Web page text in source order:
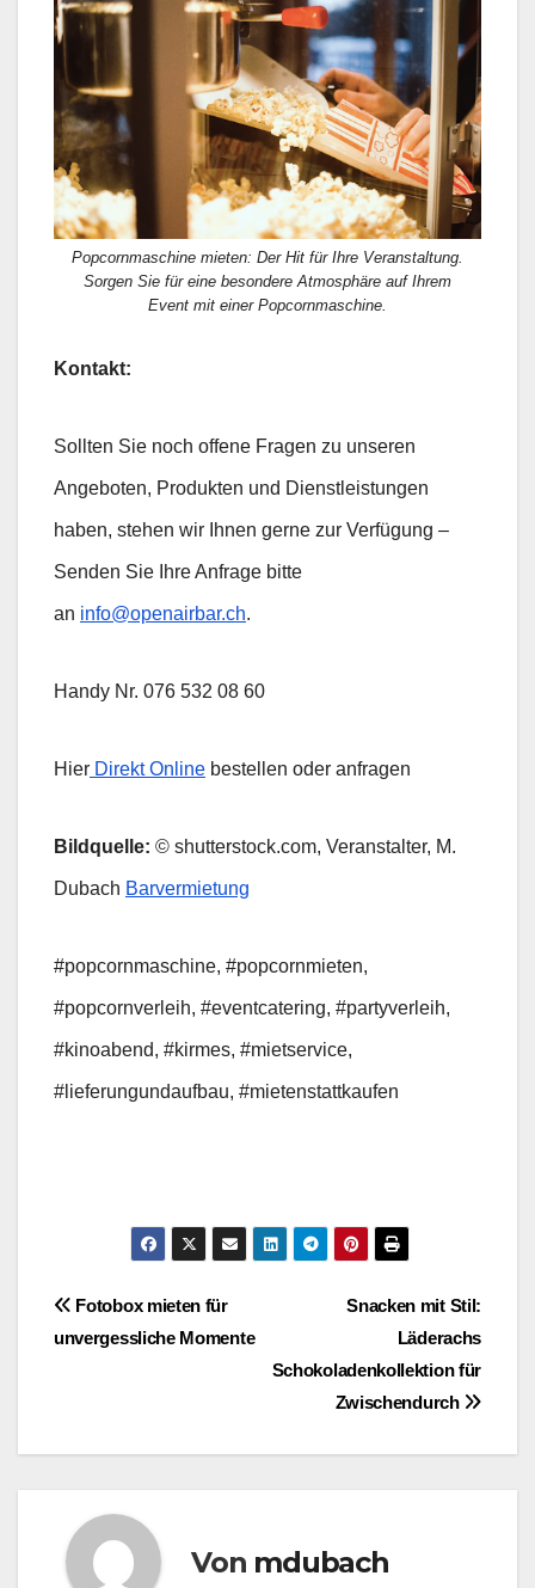
Popcornmaschine mieten: Der Hit für Ihre Veranstaltung.
Sorgen Sie für eine besondere Atmosphäre auf Ihrem
Event mit einer Popcornmaschine.
Kontakt:
Sollten Sie noch offene Fragen zu unseren
Angeboten, Produkten und Dienstleistungen
haben, stehen wir Ihnen gerne zur Verfügung –
Senden Sie Ihre Anfrage bitte
an info@openairbar.ch.
Handy Nr. 076 532 08 60
Hier Direkt Online bestellen oder anfragen
Bildquelle: © shutterstock.com, Veranstalter, M.
Dubach Barvermietung
#popcornmaschine, #popcornmieten,
#popcornverleih, #eventcatering, #partyverleih,
#kinoabend, #kirmes, #mietservice,
#lieferungundaufbau, #mietenstattkaufen
BeitragsnavigationSnacken mit Stil:
Läderachs
Schokoladenkollektion für
Zwischendurch
Fotobox mieten für
unvergessliche Momente
Von mdubach